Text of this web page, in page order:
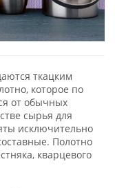
ткацким
которое по
от обычных
сырья для
исключительно
Полотно
кварцевого